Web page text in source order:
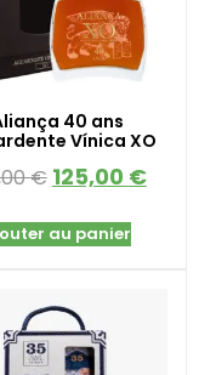
40 ans
Vínica XO
€ 125,00 €
au panier